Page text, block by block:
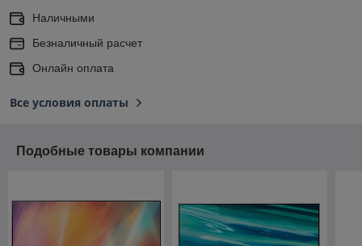
Наличными
Безналичный расчет
Онлайн оплата
Все условия оплаты
Подобные товары компании